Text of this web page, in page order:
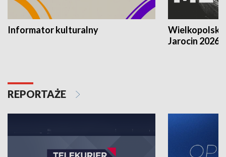
Informator kulturalny
Jarocin 2026
REPORTAŻE